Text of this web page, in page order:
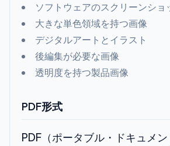
ソフトウェアのスクリーンショ
大きな単色領域を持つ画像
デジタルアートとイラスト
後編集が必要な画像
透明度を持つ製品画像
PDF形式
PDF（ポータブル・ドキュメ